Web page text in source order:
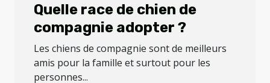
Quelle race de chien de
compagnie adopter ?
Les chiens de compagnie sont de meilleurs
amis pour la famille et surtout pour les
personnes...